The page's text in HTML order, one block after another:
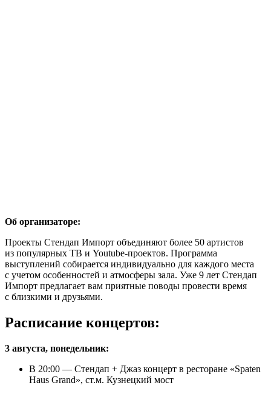
Об организаторе:
Проекты Стендап Импорт объединяют более 50 артистов
из популярных ТВ и Youtube-проектов. Программа
выступлений собирается индивидуально для каждого места
с учетом особенностей и атмосферы зала. Уже 9 лет Стендап
Импорт предлагает вам приятные поводы провести время
с близкими и друзьями.
Расписание концертов:
3 августа, понедельник:
В 20:00 — Стендап + Джаз концерт в ресторане «Spaten
Haus Grand», ст.м. Кузнецкий мост